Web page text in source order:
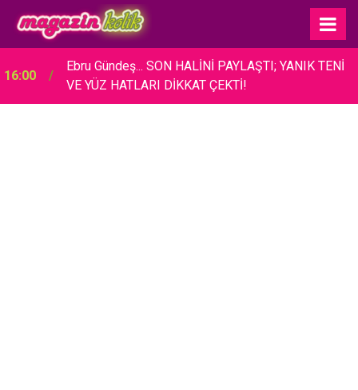
16:00
Ebru Gündeş... SON HALİNİ PAYLAŞTI; YANIK TENİ
VE YÜZ HATLARI DİKKAT ÇEKTİ!